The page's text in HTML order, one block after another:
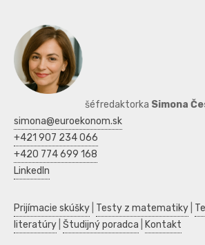
šéfredaktorka Simona
simona@euroekonom.sk
+421 907 234 066
+420 774 699 168
LinkedIn
Prijímacie skúšky Testy z matematiky
literatúry Študijný poradca Kontakt